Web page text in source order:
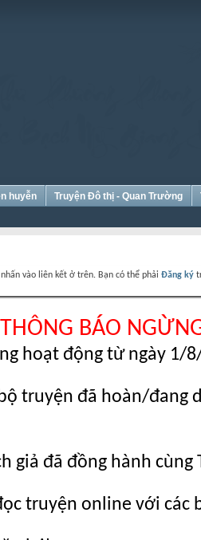
huyễn Truyện Đô thị - Quan Trường
nhấn vào liên kết ở trên. Bạn có thể phải Đăng ký
THÔNG BÁO
hoạt động từ ngày 1/
truyện đã hoàn/đang
giả đã đồng hành
truyện online với